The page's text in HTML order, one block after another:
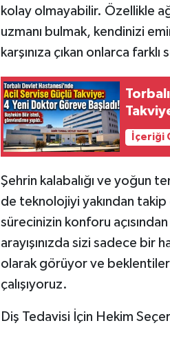
kolay olmayabilir. Özellikle
uzmanı bulmak, kendinizi
karşınıza çıkan onlarca
İçeriği
Şehrin kalabalığı ve yoğun
de teknolojiyi yakından
sürecinizin konforu
arayışınızda sizi sadece bir
olarak görüyor ve
çalışıyoruz.
Diş Tedavisi İçin Hekim